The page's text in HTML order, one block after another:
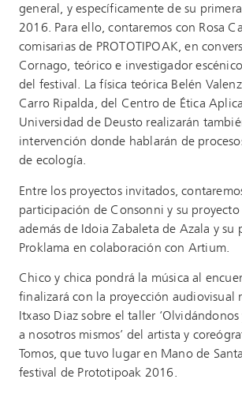
general, y específicamente de su
2016. Para ello, contaremos con Rosa
comisarias de PROTOTIPOAK, en
Cornago, teórico e investigador
del festival. La física teórica Belén
Carro Ripalda, del Centro de Ética
Universidad de Deusto realizarán
intervención donde hablarán de
de ecología.
Entre los proyectos invitados,
participación de Consonni y su proyecto
además de Idoia Zabaleta de Azala y su
Proklama en colaboración con Artium.
Chico y chica pondrá la música al
finalizará con la proyección audiovisual
Itxaso Diaz sobre el taller
a nosotros mismos’ del artista y
Tomos, que tuvo lugar en Mano de
festival de Prototipoak 2016.